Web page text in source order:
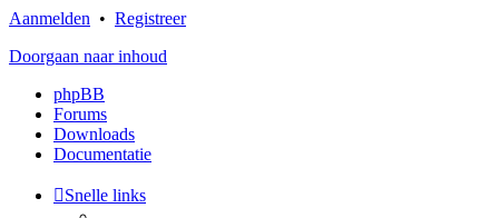
Aanmelden • Registreer
Doorgaan naar inhoud
phpBB
Forums
Downloads
Documentatie
Snelle links